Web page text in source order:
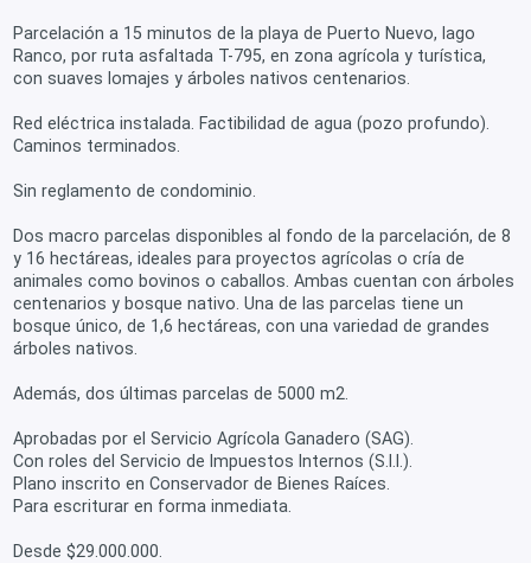
Parcelación a 15 minutos de la playa de Puerto Nuevo, lago
Ranco, por ruta asfaltada T-795, en zona agrícola y turística,
con suaves lomajes y árboles nativos centenarios.
Red eléctrica instalada. Factibilidad de agua (pozo profundo).
Caminos terminados.
Sin reglamento de condominio.
Dos macro parcelas disponibles al fondo de la parcelación, de 8
y 16 hectáreas, ideales para proyectos agrícolas o cría de
animales como bovinos o caballos. Ambas cuentan con árboles
centenarios y bosque nativo. Una de las parcelas tiene un
bosque único, de 1,6 hectáreas, con una variedad de grandes
árboles nativos.
Además, dos últimas parcelas de 5000 m2.
Aprobadas por el Servicio Agrícola Ganadero (SAG).
Con roles del Servicio de Impuestos Internos (S.I.I.).
Plano inscrito en Conservador de Bienes Raíces.
Para escriturar en forma inmediata.
Desde $29.000.000.